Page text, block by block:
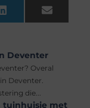
LinkedIn Email
Deventer
Overal
Deventer.
die...
tuinhuisje met